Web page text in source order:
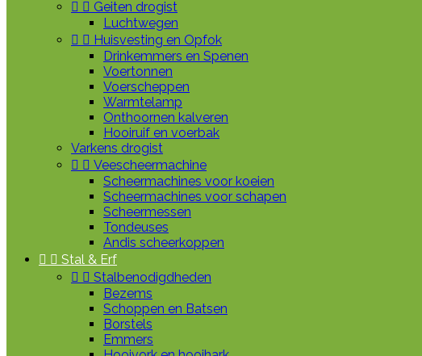
  Geiten drogist
Luchtwegen
  Huisvesting en Opfok
Drinkemmers en Spenen
Voertonnen
Voerscheppen
Warmtelamp
Onthoornen kalveren
Hooiruif en voerbak
Varkens drogist
  Veescheermachine
Scheermachines voor koeien
Scheermachines voor schapen
Scheermessen
Tondeuses
Andis scheerkoppen
  Stal & Erf
  Stalbenodigdheden
Bezems
Schoppen en Batsen
Borstels
Emmers